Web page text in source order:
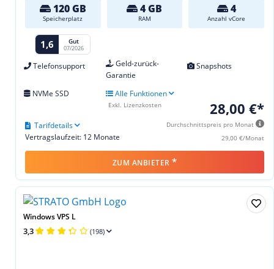
120 GB
Speicherplatz
4 GB
RAM
4
Anzahl vCore
1,6 Gut
07/2026
Telefonsupport
Geld-zurück-
Garantie
Snapshots
NVMe SSD Alle Funktionen
28,00 €*
Durchschnittspreis pro Monat
29,00 €/Monat
Vertragslaufzeit: 12 Monate
Tarifdetails
Exkl. Lizenzkosten
ZUM ANBIETER *
Windows VPS L
3,3 (198)